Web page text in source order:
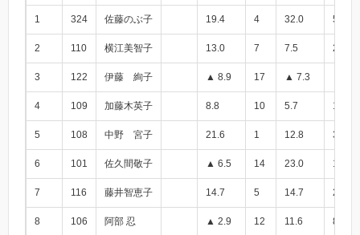
1 324 佐藤のぶ子 19.4 4 32.0 51.4
2 110 横江美智子 13.0 7 7.5 20.5
3 122 伊藤 絢子 ▲ 8.9 17 ▲ 7.3
4 109 加藤木英子 8.8 10 5.7 14.5
5 108 中野 宮子 21.6 1 12.8 34.4
6 101 佐久間敬子 ▲ 6.5 14 23.0 16.5
7 116 藤井智恵子 14.7 5 14.7 29.4
8 106 阿部 忍 ▲ 2.9 12 11.6 8.7